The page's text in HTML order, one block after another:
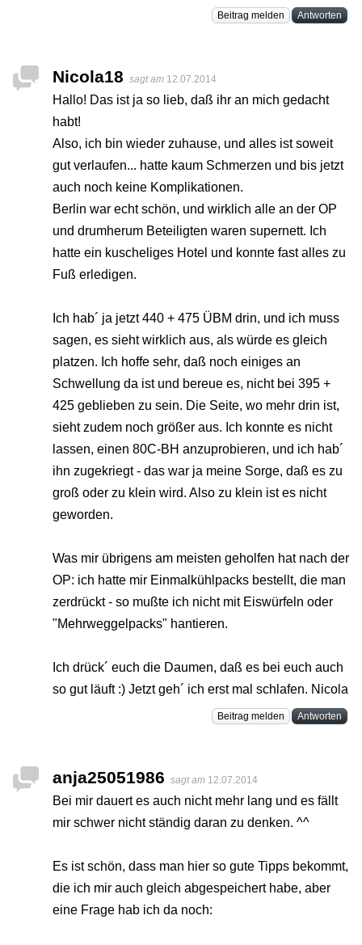
Beitrag melden Antworten
Nicola18 sagt am 12.07.2014
Hallo! Das ist ja so lieb, daß ihr an mich gedacht
habt!
Also, ich bin wieder zuhause, und alles ist soweit
gut verlaufen... hatte kaum Schmerzen und bis jetzt
auch noch keine Komplikationen.
Berlin war echt schön, und wirklich alle an der OP
und drumherum Beteiligten waren supernett. Ich
hatte ein kuscheliges Hotel und konnte fast alles zu
Fuß erledigen.
Ich hab´ ja jetzt 440 + 475 ÜBM drin, und ich muss
sagen, es sieht wirklich aus, als würde es gleich
platzen. Ich hoffe sehr, daß noch einiges an
Schwellung da ist und bereue es, nicht bei 395 +
425 geblieben zu sein. Die Seite, wo mehr drin ist,
sieht zudem noch größer aus. Ich konnte es nicht
lassen, einen 80C-BH anzuprobieren, und ich hab´
ihn zugekriegt - das war ja meine Sorge, daß es zu
groß oder zu klein wird. Also zu klein ist es nicht
geworden.
Was mir übrigens am meisten geholfen hat nach der
OP: ich hatte mir Einmalkühlpacks bestellt, die man
zerdrückt - so mußte ich nicht mit Eiswürfeln oder
"Mehrweggelpacks" hantieren.
Ich drück´ euch die Daumen, daß es bei euch auch
so gut läuft :) Jetzt geh´ ich erst mal schlafen. Nicola
Beitrag melden Antworten
anja25051986 sagt am 12.07.2014
Bei mir dauert es auch nicht mehr lang und es fällt
mir schwer nicht ständig daran zu denken. ^^
Es ist schön, dass man hier so gute Tipps bekommt,
die ich mir auch gleich abgespeichert habe, aber
eine Frage hab ich da noch: